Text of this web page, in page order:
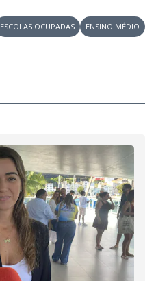
ESCOLAS OCUPADAS
ENSINO MÉDIO